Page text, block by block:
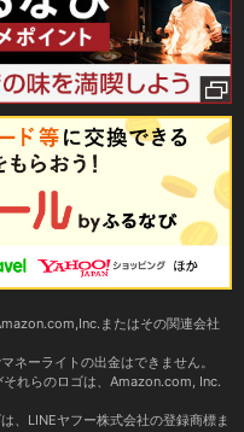
またはその関連会社
ネーライトの出金はできません。
れらのロゴは、Amazon.com, Inc.
、LINEヤフー株式会社の登録商標ま